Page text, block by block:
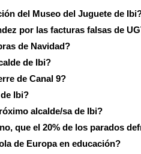
del Museo del Juguete de
por las facturas falsas de
de Navidad?
de Ibi?
de Canal 9?
Ibi?
alcalde/sa de Ibi?
que el 20% de los parados
de Europa en educación?